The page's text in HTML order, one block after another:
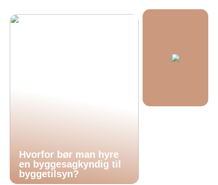
Hvorfor bør man hyre
en byggesagkyndig til
byggetilsyn?